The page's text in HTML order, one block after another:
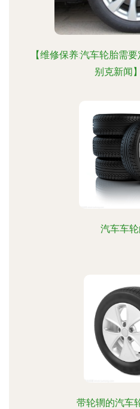
【维修保养:汽车轮胎需
别克新闻
汽车车
带轮辋的汽车